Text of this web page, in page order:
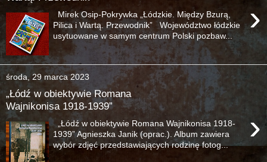
›
Mirek Osip-Pokrywka „Łódzkie. Między Bzurą,
Pilica i Wartą. Przewodnik” Województwo łódzkie
usytuowane w samym centrum Polski pozbaw...
środa, 29 marca 2023
„Łódź w obiektywie Romana
Wajnikonisa 1918-1939”
›
„Łódź w obiektywie Romana Wajnikonisa 1918-
1939” Agnieszka Janik (oprac.). Album zawiera
wybór zdjęć przedstawiających rodzinę fotog...